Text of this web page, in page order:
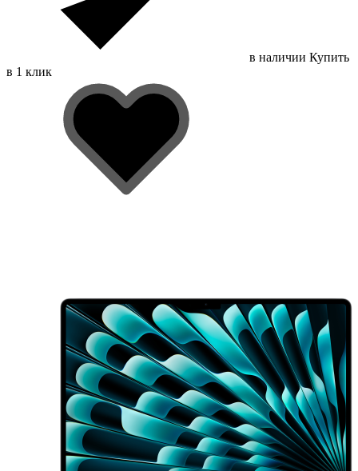
в наличии Купить
в 1 клик